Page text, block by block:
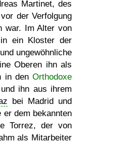
Martinet, des
der Verfolgung
war. Im Alter von
ein Kloster der
ungewöhnliche
Oberen ihn als
in den Orthodoxe
ihn aus ihrem
bei Madrid und
er dem bekannten
Torrez, der von
als Mitarbeiter